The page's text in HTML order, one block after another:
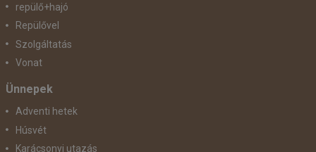
repülő+hajó
Repülővel
Szolgáltatás
Vonat
Ünnepek
Adventi hetek
Húsvét
Karácsonyi utazás